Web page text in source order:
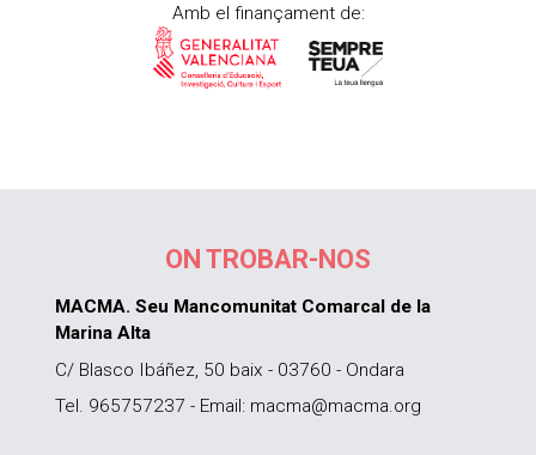
Amb el finançament de:
ON TROBAR-NOS
MACMA. Seu Mancomunitat Comarcal de la
Marina Alta
C/ Blasco Ibáñez, 50 baix - 03760 - Ondara
Tel. 965757237 - Email: macma@macma.org